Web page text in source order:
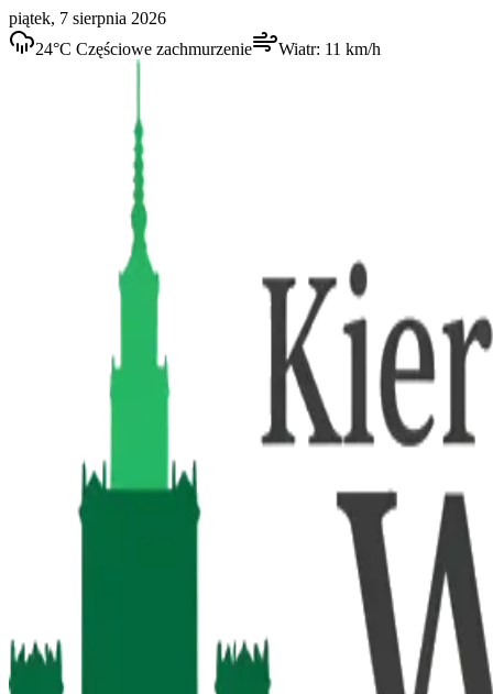
piątek, 7 sierpnia 2026
24°C Częściowe zachmurzenie Wiatr: 11 km/h